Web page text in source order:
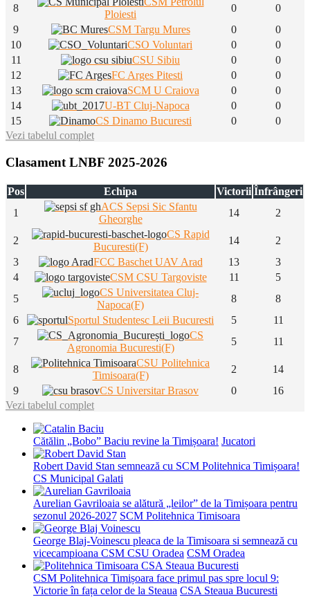
8
Ploiesti
0
0
9
CSM Targu Mures 0
0
10
CSO Voluntari 0
0
11
CSU Sibiu 0
0
12
FC Arges Pitesti 0
0
13
SCM U Craiova 0
0
14
U-BT Cluj-Napoca 0
0
15
CS Dinamo Bucuresti 0
0
Vezi tabelul complet
Clasament LNBF 2025-2026
Pos Echipa Victorii Înfrângeri
1
ACS Sepsi Sic Sfantu
Gheorghe
14 2
2
CS Rapid
Bucuresti(F)
14
2
3
FCC Baschet UAV Arad 13
3
4
CSM CSU Targoviste 11
5
5
CS Universitatea Cluj-
Napoca(F)
8
8
6
Sportul Studentesc Leii Bucuresti 5
11
7
CS
Agronomia Bucuresti(F)
5 11
8
CSU Politehnica
Timisoara(F)
2
14
9
CS Universitar Brasov 0
16
Vezi tabelul complet
Cătălin „Bobo” Baciu revine la Timișoara! Jucatori
Robert David Stan semnează cu SCM Politehnica Timișoara!
CS Municipal Galati
Aurelian Gavriloaia se alătură „leilor” de la Timișoara pentru
sezonul 2026-2027 SCM Politehnica Timisoara
George Blaj-Voinescu pleaca de la Timisoara si semnează cu
vicecampioana CSM CSU Oradea CSM Oradea
CSM Politehnica Timișoara face primul pas spre locul 9:
Victorie în fața celor de la Steaua CSA Steaua Bucuresti